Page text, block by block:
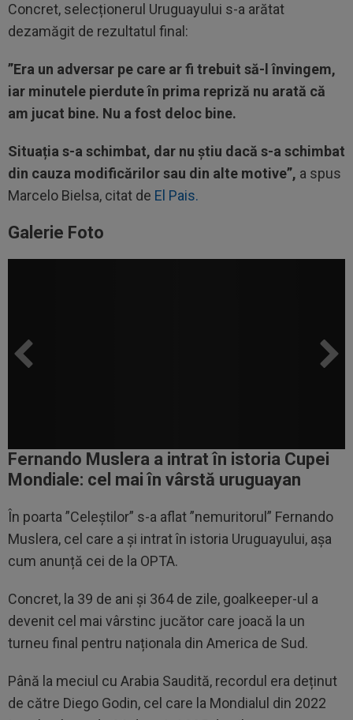
Concret, selecționerul Uruguayului s-a arătat
dezamăgit de rezultatul final:
”Era un adversar pe care ar fi trebuit să-l învingem,
iar minutele pierdute în prima repriză nu arată că
am jucat bine. Nu a fost deloc bine.
Situația s-a schimbat, dar nu știu dacă s-a schimbat
din cauza modificărilor sau din alte motive”, a spus
Marcelo Bielsa, citat de El Pais.
Galerie Foto
Fernando Muslera a intrat în istoria Cupei
Mondiale: cel mai în vârstă uruguayan
În poarta ”Celeștilor” s-a aflat ”nemuritorul” Fernando
Muslera, cel care a și intrat în istoria Uruguayului, așa
cum anunță cei de la OPTA.
Concret, la 39 de ani și 364 de zile, goalkeeper-ul a
devenit cel mai vârstinc jucător care joacă la un
turneu final pentru naționala din America de Sud.
Până la meciul cu Arabia Saudită, recordul era deținut
de către Diego Godin, cel care la Mondialul din 2022